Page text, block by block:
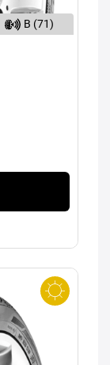
B (71)